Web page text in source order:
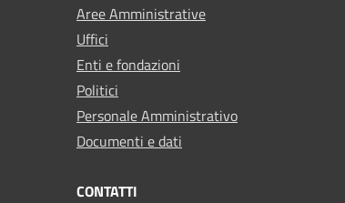
Aree Amministrative
Uffici
Enti e fondazioni
Politici
Personale Amministrativo
Documenti e dati
CONTATTI